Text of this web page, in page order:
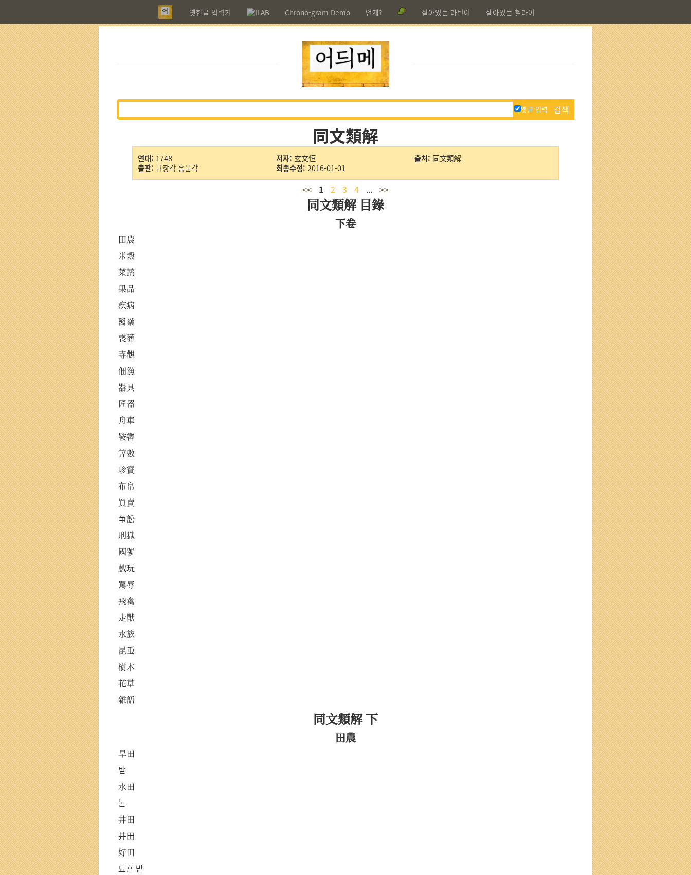
옛한글 입력기 Chrono-gram Demo 언제? 살아있는 라틴어 살아있는 헬라어
옛글 입력
同文類解
연대: 1748 저자: 玄文恒 출처: 同文類解
출판: 규장각 홍문각 최종수정: 2016-01-01
<< 1 2 3 4 >>
同文類解 目錄
下卷
田農
米穀
菜蔬
果品
疾病
醫藥
喪葬
寺觀
佃漁
器具
匠器
舟車
鞍轡
筭數
珍寶
布帛
買賣
争訟
刑獄
國號
戲玩
罵辱
飛禽
走獸
水族
昆䖝
樹木
花草
雜語
同文類解 下
田農
旱田
받
水田
논
井田
井田
好田
됴ᄒᆞᆫ 받